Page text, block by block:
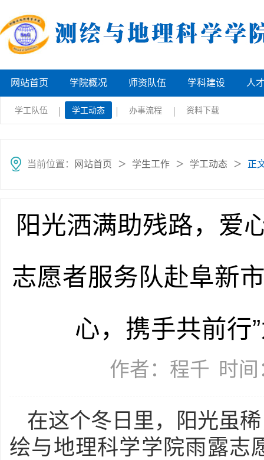
网站首页 学院概况 师资队伍 学科建设 人
学工队伍 学工动态 办事流程 资料下载
当前位置： 网站首页 ＞ 学生工作 ＞ 学工动态 ＞ 正
阳光洒满助残路，爱
志愿者服务队赴阜新
心，携手共前行
作者：程千 时
在这个冬日里，阳光虽
绘与地理科学学院雨露志